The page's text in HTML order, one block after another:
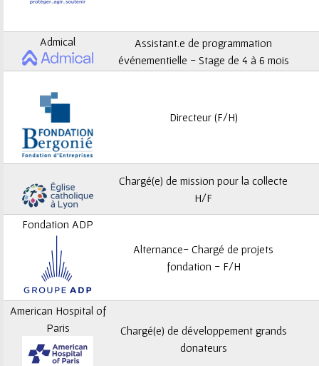
i
Admical
Assistant.e de programmation
événementielle - Stage de 4 à 6 mois
Directeur (F/H)
Chargé(e) de mission pour la collecte
H/F
Fondation ADP
Alternance- Chargé de projets
fondation - F/H
American Hospital of
Paris
Chargé(e) de développement grands
donateurs